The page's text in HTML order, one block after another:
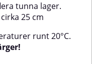
tunna lager.
25 cm
runt 20°C.